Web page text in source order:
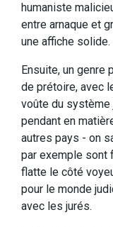
humaniste
entre arnaque et
une affiche solide.
Ensuite, un genre
de prétoire, avec
voûte du système
pendant en
autres pays - on
par exemple sont
flatte le côté
pour le monde
avec les jurés.